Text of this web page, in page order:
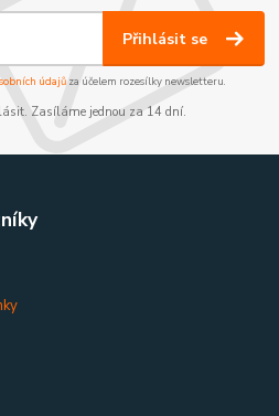
Přihlásit se
údajůza účelem rozesílky newsletteru.
Zasíláme jednou za 14 dní.